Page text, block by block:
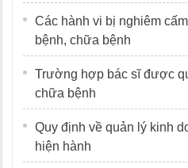
Các hành vi bị nghiêm
bệnh, chữa bệnh
Trường hợp bác sĩ được
chữa bệnh
Quy định về quản lý kinh
hiện hành